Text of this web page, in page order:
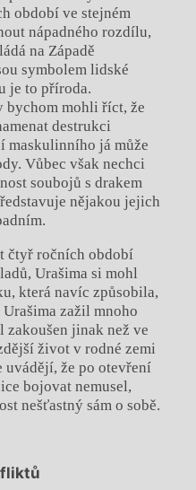
období ve stejném
nápadného rozdílu,
na Západě
symbolem lidské
je to příroda.
bychom mohli říct, že
destrukci
maskulinního já může
Vůbec však nechci
soubojů s drakem
nějakou jejich
čtyř ročních období
Urašima si mohl
která navíc způsobila,
zažil mnoho
zakoušen jinak než ve
život v rodné zemi
že po otevření
bojovat nemusel,
nešťastný sám o sobě.